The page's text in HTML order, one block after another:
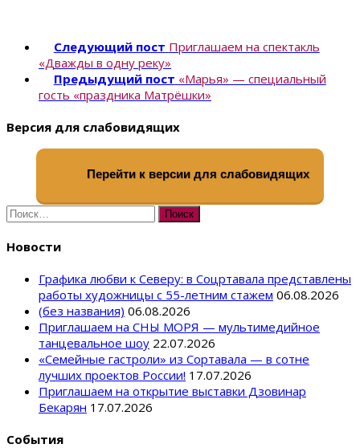
Следующий пост Приглашаем на спектакль
«Дважды в одну реку»
Предыдущий пост «Марья» — специальный
гость «праздника Матрёшки»
Версия для слабовидящих
Перейти к версии для слабовидящих
Найти:
Новости
Графика любви к Северу: в Соцртавала представлены
работы художницы с 55-летним стажем 06.08.2026
(без названия) 06.08.2026
Приглашаем на СНЫ МОРЯ — мультимедийное
танцевальное шоу 22.07.2026
«Семейные гастроли» из Сортавала — в сотне
лучших проектов России! 17.07.2026
Приглашаем на открытие выставки Дзовинар
Бекарян 17.07.2026
События